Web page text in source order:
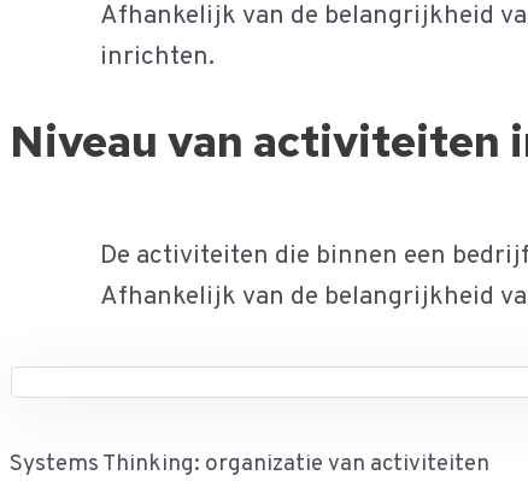
Afhankelijk van de belangrijkheid
inrichten.
Niveau van activiteiten
De activiteiten die binnen een
Afhankelijk van de belangrijkheid
Systems Thinking: organizatie van activiteiten